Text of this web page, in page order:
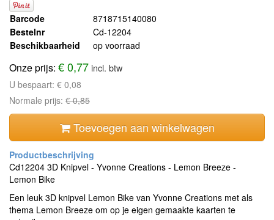
Barcode
8718715140080
Bestelnr
Cd-12204
Beschikbaarheid
op voorraad
Onze prijs: € 0,77incl. btw
U bespaart: € 0,08
Normale prijs: € 0,85
Toevoegen aan winkelwagen
Cd12204 3D Knipvel - Yvonne Creations - Lemon Breeze -
Lemon Bike
Een leuk 3D knipvel Lemon Bike van Yvonne Creations met als
thema Lemon Breeze om op je eigen gemaakte kaarten te